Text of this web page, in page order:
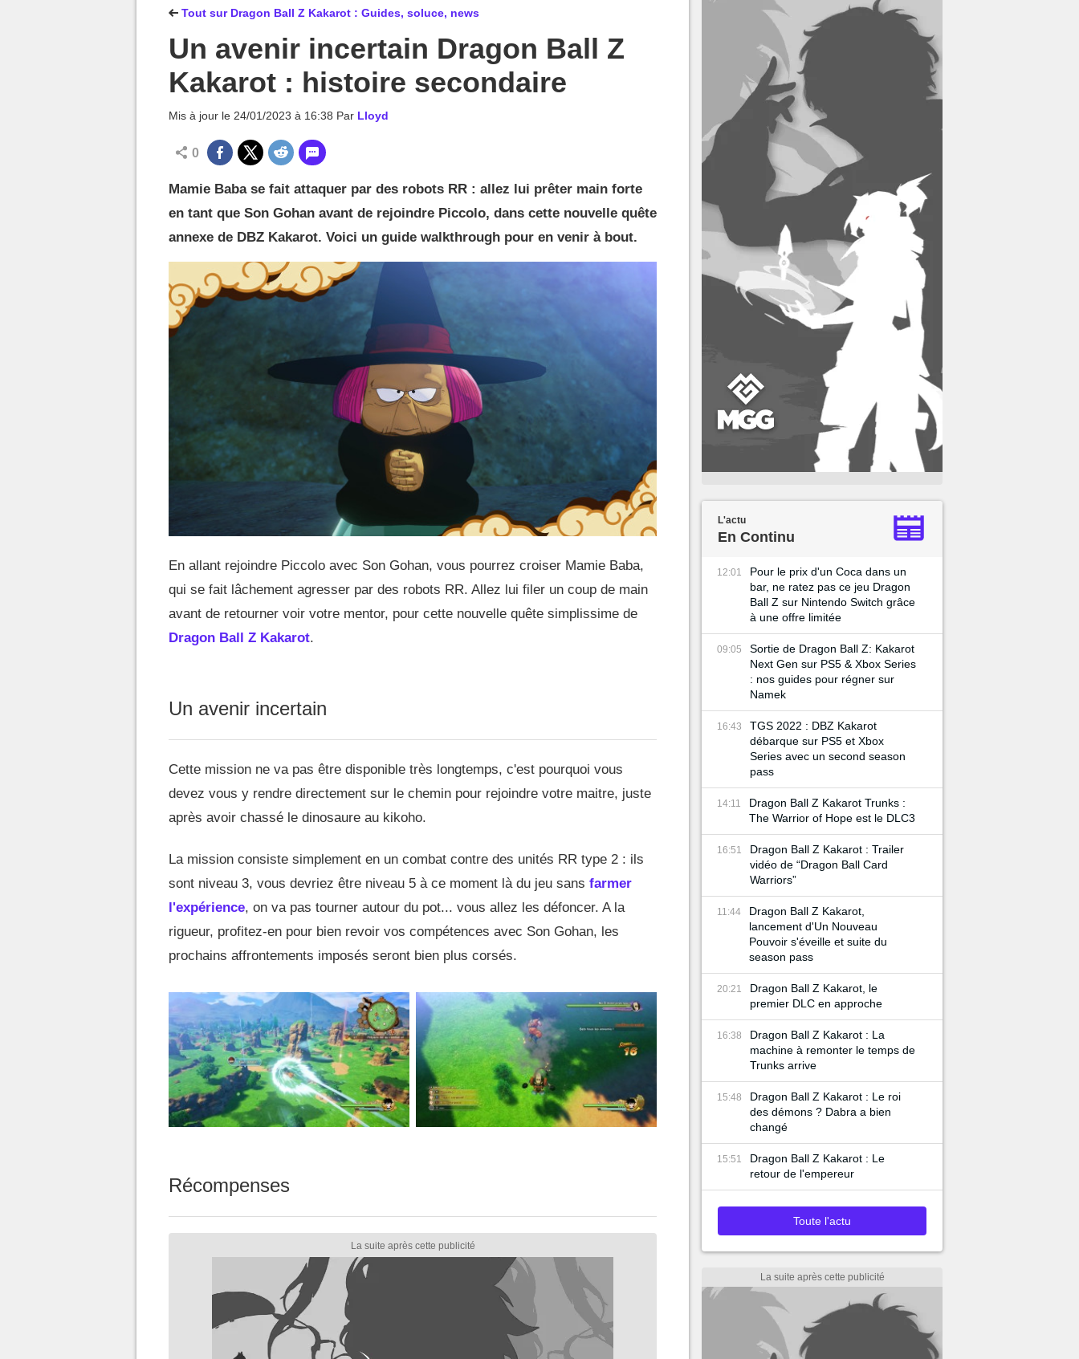
Tout sur Dragon Ball Z Kakarot : Guides, soluce, news
Un avenir incertain Dragon Ball Z
Kakarot : histoire secondaire
Mis à jour le 24/01/2023 à 16:38 Par Lloyd
0
Mamie Baba se fait attaquer par des robots RR : allez lui prêter main forte
en tant que Son Gohan avant de rejoindre Piccolo, dans cette nouvelle quête
annexe de DBZ Kakarot. Voici un guide walkthrough pour en venir à bout.
En allant rejoindre Piccolo avec Son Gohan, vous pourrez croiser Mamie Baba,
qui se fait lâchement agresser par des robots RR. Allez lui filer un coup de main
avant de retourner voir votre mentor, pour cette nouvelle quête simplissime de
Dragon Ball Z Kakarot.
Un avenir incertain
Cette mission ne va pas être disponible très longtemps, c'est pourquoi vous
devez vous y rendre directement sur le chemin pour rejoindre votre maitre, juste
après avoir chassé le dinosaure au kikoho.
La mission consiste simplement en un combat contre des unités RR type 2 : ils
sont niveau 3, vous devriez être niveau 5 à ce moment là du jeu sans farmer
l'expérience, on va pas tourner autour du pot... vous allez les défoncer. A la
rigueur, profitez-en pour bien revoir vos compétences avec Son Gohan, les
prochains affrontements imposés seront bien plus corsés.
Récompenses
L'actu
En Continu
12:01
Pour le prix d'un Coca dans un
bar, ne ratez pas ce jeu Dragon
Ball Z sur Nintendo Switch grâce
à une offre limitée
09:05
Sortie de Dragon Ball Z: Kakarot
Next Gen sur PS5 & Xbox Series
: nos guides pour régner sur
Namek
16:43
TGS 2022 : DBZ Kakarot
débarque sur PS5 et Xbox
Series avec un second season
pass
14:11
Dragon Ball Z Kakarot Trunks :
The Warrior of Hope est le DLC3
16:51
Dragon Ball Z Kakarot : Trailer
vidéo de “Dragon Ball Card
Warriors”
11:44
Dragon Ball Z Kakarot,
lancement d'Un Nouveau
Pouvoir s'éveille et suite du
season pass
20:21
Dragon Ball Z Kakarot, le
premier DLC en approche
16:38
Dragon Ball Z Kakarot : La
machine à remonter le temps de
Trunks arrive
15:48
Dragon Ball Z Kakarot : Le roi
des démons ? Dabra a bien
changé
15:51
Dragon Ball Z Kakarot : Le
retour de l'empereur
Toute l'actu